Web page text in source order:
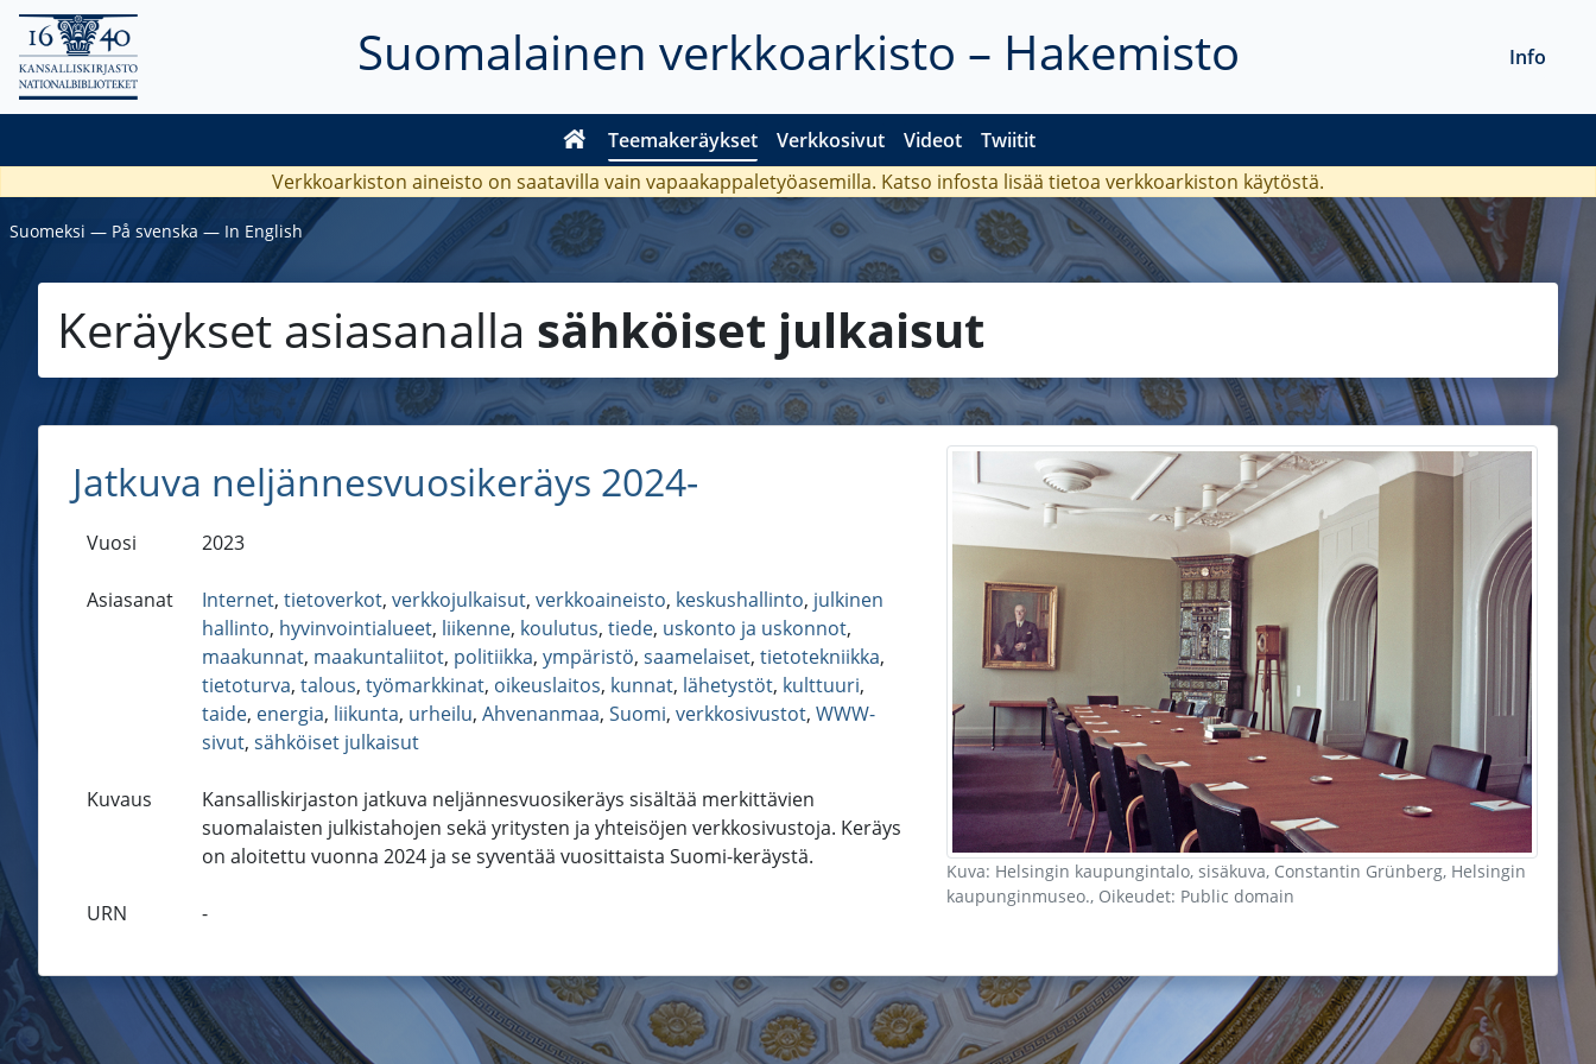
Suomalainen verkkoarkisto – Hakemisto
Teemakeräykset Verkkosivut Videot Twiitit
Info
Verkkoarkiston aineisto on saatavilla vain vapaakappaletyöasemilla. Katso infosta lisää tietoa verkkoarkiston käytöstä.
Suomeksi ― På svenska ― In English
Keräykset asiasanalla sähköiset julkaisut
Kuva: Helsingin kaupungintalo, sisäkuva, Constantin Grünberg, Helsingin
kaupunginmuseo., Oikeudet: Public domain
Jatkuva neljännesvuosikeräys 2024-
Vuosi 2023
Asiasanat Internet, tietoverkot, verkkojulkaisut, verkkoaineisto, keskushallinto, julkinen
hallinto, hyvinvointialueet, liikenne, koulutus, tiede, uskonto ja uskonnot,
maakunnat, maakuntaliitot, politiikka, ympäristö, saamelaiset, tietotekniikka,
tietoturva, talous, työmarkkinat, oikeuslaitos, kunnat, lähetystöt, kulttuuri,
taide, energia, liikunta, urheilu, Ahvenanmaa, Suomi, verkkosivustot, WWW-
sivut, sähköiset julkaisut
Kuvaus
Kansalliskirjaston jatkuva neljännesvuosikeräys sisältää merkittävien
suomalaisten julkistahojen sekä yritysten ja yhteisöjen verkkosivustoja. Keräys
on aloitettu vuonna 2024 ja se syventää vuosittaista Suomi-keräystä.
URN -